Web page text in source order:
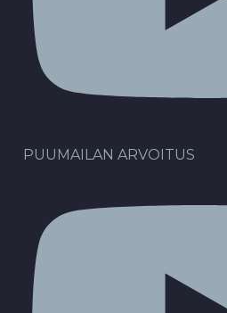
PUUMAILAN ARVOITUS